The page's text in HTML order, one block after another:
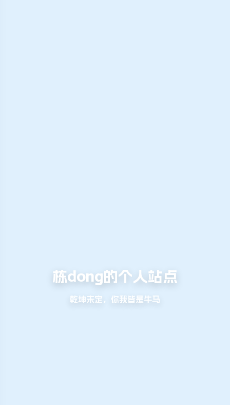
栋dong的个人站点
乾坤未定，你我皆是牛马